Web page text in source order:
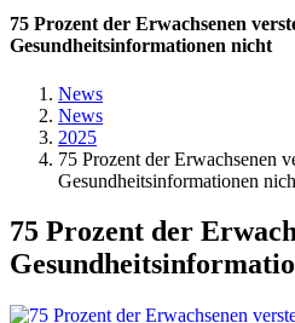
75 Prozent der Erwachsenen
Gesundheitsinformationen nicht
News
News
2025
75 Prozent der Erwachsenen
Gesundheitsinformationen
75 Prozent der